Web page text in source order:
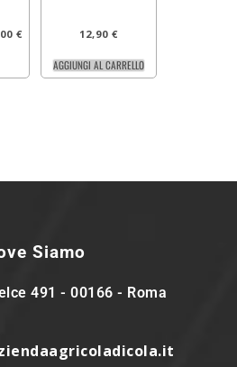
€ 12,90€
AGGIUNGI AL CARRELLO
Siamo
491 - 00166 - Roma